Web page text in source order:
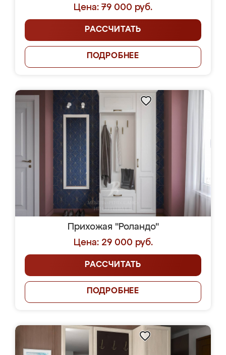
Цена: 79 000 руб.
РАССЧИТАТЬ
ПОДРОБНЕЕ
Прихожая "Роландо"
Цена: 29 000 руб.
РАССЧИТАТЬ
ПОДРОБНЕЕ